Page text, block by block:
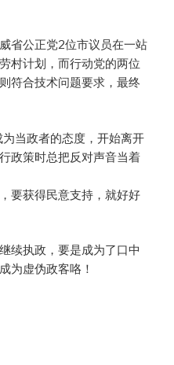
省公正党2位市议员在一站
村计划，而行动党的两位
符合技术问题要求，最终
当政者的态度，开始离开
政策时总把反对声音当着
要获得民意支持，就好好
续执政，要是成为了口中
为虚伪政客咯！